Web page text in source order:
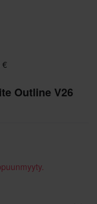
€
Outline V26